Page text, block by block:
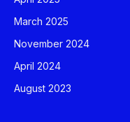
March 2025
November 2024
April 2024
August 2023